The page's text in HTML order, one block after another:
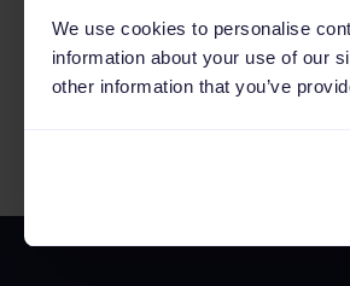
We use cookies to personalise
information about your use of our
other information that you’ve